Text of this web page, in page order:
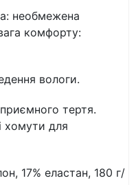
необмежена
комфорту:
вологи.
тертя.
хомути для
17% еластан, 180 г/